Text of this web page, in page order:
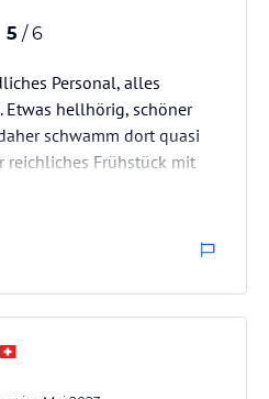
5 / 6
Personal, alles
hellhörig, schöner
schwamm dort quasi
reichliches Frühstück mit
am Strand und vielen
alleine für die Unterkunft
Flüge top. Ein kleiner
(extrem hoch, konnten alle
drauf schlafen).